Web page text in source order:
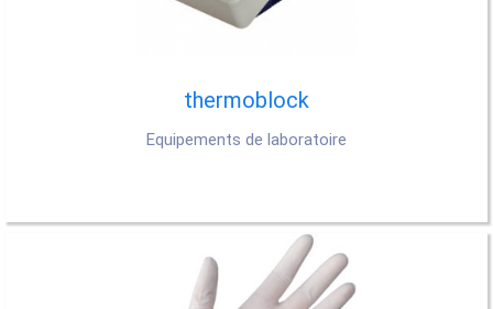
thermoblock
Equipements de laboratoire